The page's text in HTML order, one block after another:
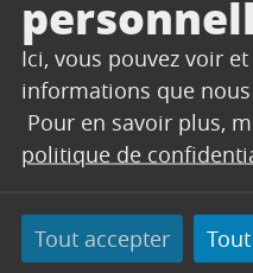
Ici, vous pouvez voir
informations que
Pour en savoir plus,
politique de
Tout accepter
diffuser un
diffamatoire, non
atteinte à la vie privée
incitant à la violence, à
ethnique, ou un
réalisation de certains
utiliser le Site pour